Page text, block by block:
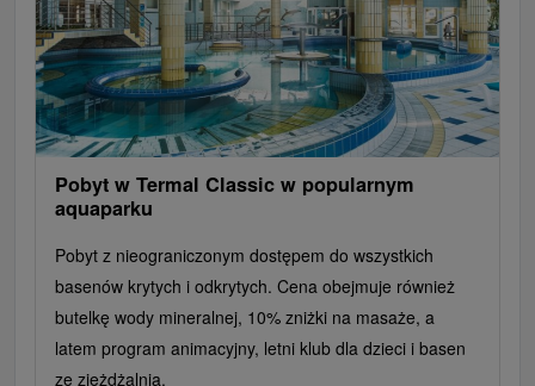
Pobyt w Termal Classic w popularnym
aquaparku
Pobyt z nieograniczonym dostępem do wszystkich
basenów krytych i odkrytych. Cena obejmuje również
butelkę wody mineralnej, 10% zniżki na masaże, a
latem program animacyjny, letni klub dla dzieci i basen
ze zjeżdżalnią.